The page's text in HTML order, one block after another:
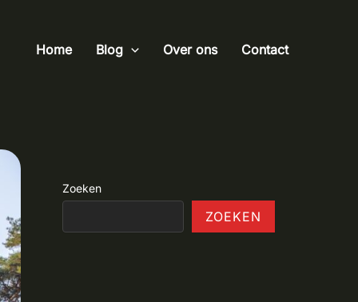
Home Blog Over ons Contact
Zoeken
ZOEKEN